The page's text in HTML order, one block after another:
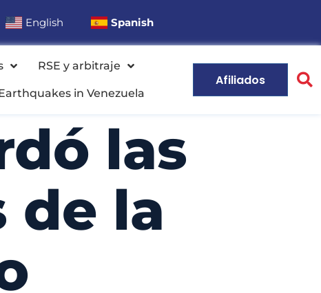
English Spanish
RSE y arbitraje
in Venezuela
Afiliados
las
de la